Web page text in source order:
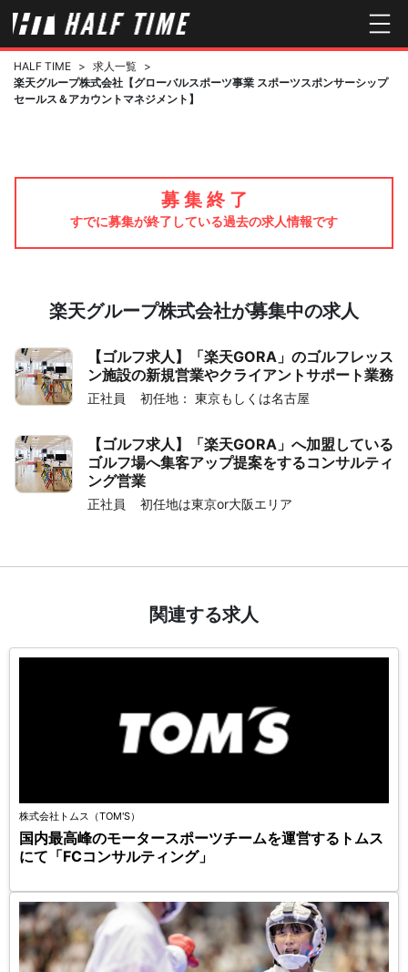
HALF TIME > 求人一覧 >
楽天グループ株式会社【グローバルスポーツ事業 スポーツスポンサーシップ
セールス＆アカウントマネジメント】
募 集 終 了
すでに募集が終了している過去の求人情報です
楽天グループ株式会社が募集中の求人
【ゴルフ求人】「楽天GORA」のゴルフレッス
ン施設の新規営業やクライアントサポート業務
正社員 初任地： 東京もしくは名古屋
【ゴルフ求人】「楽天GORA」へ加盟している
ゴルフ場へ集客アップ提案をするコンサルティ
ング営業
正社員 初任地は東京or大阪エリア
関連する求人
株式会社トムス（TOM'S）
国内最高峰のモータースポーツチームを運営するトムス
にて「FCコンサルティング」